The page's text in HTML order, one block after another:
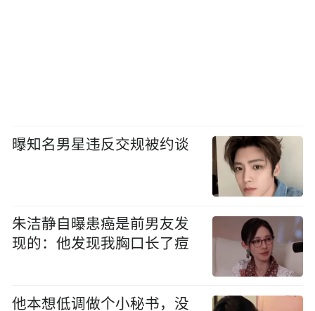
曝知名男星违反交规被约谈
朱洁静自曝患癌是前男友发
现的：他发现我胸口长了痘
他本想低调做个小秘书，没